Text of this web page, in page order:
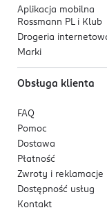
Aplikacja mobilna
Rossmann PL i Klub
Drogeria
Marki
Obsługa klienta
FAQ
Pomoc
Dostawa
Płatność
Zwroty i reklamacje
Dostępność usług
Kontakt